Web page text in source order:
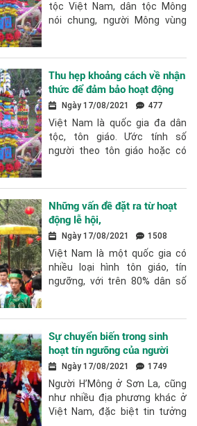
tộc Việt Nam, dân tộc Mông
nói chung, người Mông vùng
sản...
Thu hẹp khoảng cách về nhận
thức để đảm bảo hoạt động
tôn giáo đúng pháp luật ở Việt
Nam
Ngày 17/08/2021 477
Việt Nam là quốc gia đa dân
tộc, tôn giáo. Ước tính số
người theo tôn giáo hoặc có
thực...
Những vấn đề đặt ra từ hoạt
động lễ hội,
Ngày 17/08/2021 1508
Việt Nam là một quốc gia có
nhiều loại hình tôn giáo, tín
ngưỡng, với trên 80% dân số
giáo đã...
Sự chuyển biến trong sinh
hoạt tín ngưỡng của người
H’Mông ở Sơn La hiện nay
Ngày 17/08/2021 1749
Người H’Mông ở Sơn La, cũng
như nhiều địa phương khác ở
Việt Nam, đặc biệt tin tưởng